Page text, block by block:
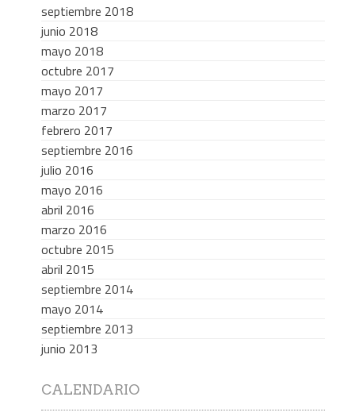
septiembre 2018
junio 2018
mayo 2018
octubre 2017
mayo 2017
marzo 2017
febrero 2017
septiembre 2016
julio 2016
mayo 2016
abril 2016
marzo 2016
octubre 2015
abril 2015
septiembre 2014
mayo 2014
septiembre 2013
junio 2013
CALENDARIO